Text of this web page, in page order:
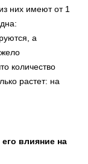
них имеют от 1
а
количество
растет: на
влияние на